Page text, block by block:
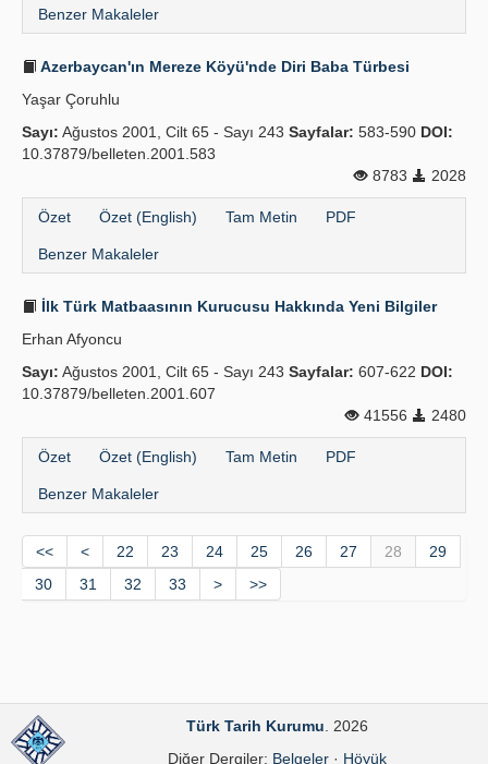
Benzer Makaleler
Azerbaycan'ın Mereze Köyü'nde Diri Baba Türbesi
Yaşar Çoruhlu
Sayı: Ağustos 2001, Cilt 65 - Sayı 243 Sayfalar: 583-590 DOI:
10.37879/belleten.2001.583
8783
2028
Özet Özet (English) Tam Metin PDF
Benzer Makaleler
İlk Türk Matbaasının Kurucusu Hakkında Yeni Bilgiler
Erhan Afyoncu
Sayı: Ağustos 2001, Cilt 65 - Sayı 243 Sayfalar: 607-622 DOI:
10.37879/belleten.2001.607
41556
2480
Özet Özet (English) Tam Metin PDF
Benzer Makaleler
<< < 22 23 24 25 26 27 28
29
30
31 32 33 > >>
Türk Tarih Kurumu . 2026
Diğer Dergiler: Belgeler· Höyük